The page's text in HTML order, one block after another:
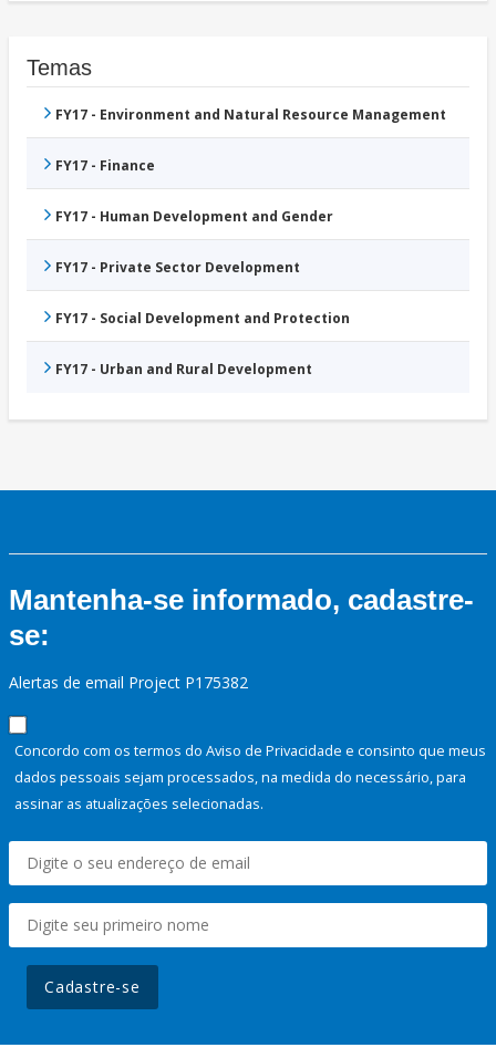
Temas
FY17 - Environment and Natural Resource Management
FY17 - Finance
FY17 - Human Development and Gender
FY17 - Private Sector Development
FY17 - Social Development and Protection
FY17 - Urban and Rural Development
Mantenha-se informado, cadastre-
se:
Alertas de email Project P175382
Concordo com os termos do Aviso de Privacidade e consinto que meus
dados pessoais sejam processados, na medida do necessário, para
assinar as atualizações selecionadas.
Cadastre-se